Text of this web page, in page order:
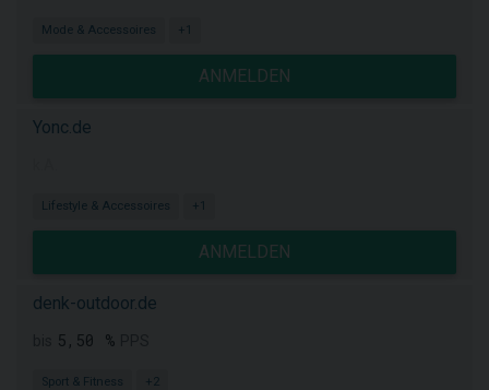
Mode & Accessoires +1
ANMELDEN
Yonc.de
Lifestyle & Accessoires +1
ANMELDEN
denk-outdoor.de
5,50 %
Sport & Fitness +2